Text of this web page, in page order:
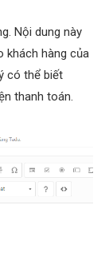
Nội dung này
khách hàng của
có thể biết
thanh toán.